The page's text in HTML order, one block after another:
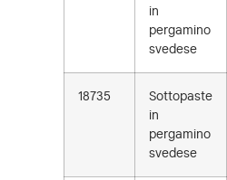
in
pergamino
svedese
18735
Sottopaste
in
pergamino
svedese